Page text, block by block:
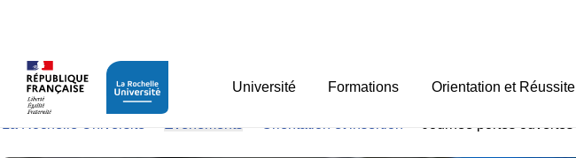
Université Formations Orientation et Réussite
Journée portes ouvertes 2026